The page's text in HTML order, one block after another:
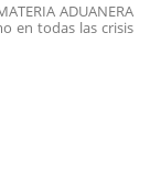
ADUANERA
en todas las crisis